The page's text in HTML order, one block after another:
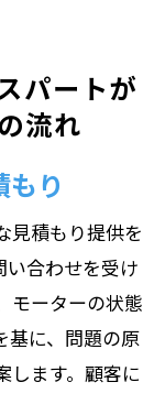
パートが
流れ
り
見積もり提供を
い合わせを受け
モーターの状態
基に、問題の原
します。顧客に